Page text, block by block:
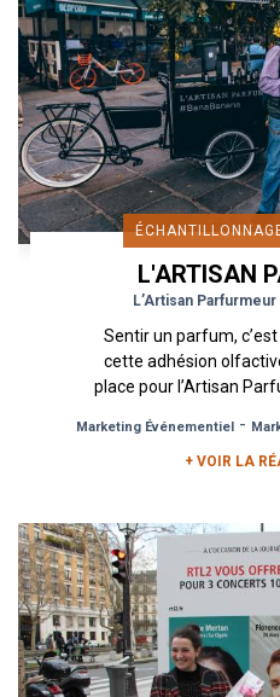
L'ARTISAN
L’Artisan
Sentir un parfum,
cette adhésion
place pour l’Artisan
Marketing Événementiel-
+ VOIR LA